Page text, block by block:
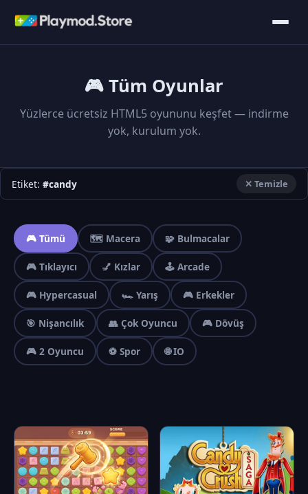
🎮 Tüm Oyunlar
Yüzlerce ücretsiz HTML5 oyununu keşfet — indirme
yok, kurulum yok.
Etiket: #candy ✕ Temizle
🎮 Tümü 🗺️ Macera 🧩 Bulmacalar
🎮 Tıklayıcı 💅 Kızlar 🕹️ Arcade
🎮 Hypercasual 🏎️ Yarış 🎮 Erkekler
🎯 Nişancılık 👥 Çok Oyuncu 🎮 Dövüş
🎮 2 Oyuncu ⚽ Spor 🌐 IO